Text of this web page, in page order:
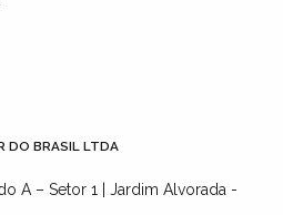
DO BRASIL LTDA
A – Setor 1 | Jardim Alvorada -